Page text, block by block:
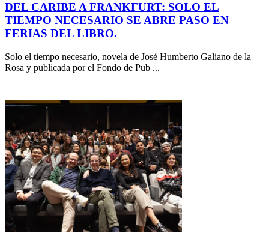
DEL CARIBE A FRANKFURT: SOLO EL
TIEMPO NECESARIO SE ABRE PASO EN
FERIAS DEL LIBRO.
Solo el tiempo necesario, novela de José Humberto Galiano de la
Rosa y publicada por el Fondo de Pub ...